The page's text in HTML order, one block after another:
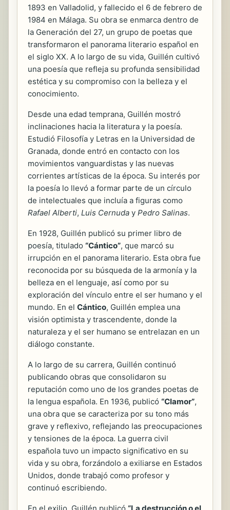
1893 en Valladolid, y fallecido el 6 de febrero de
1984 en Málaga. Su obra se enmarca dentro de
la Generación del 27, un grupo de poetas que
transformaron el panorama literario español en
el siglo XX. A lo largo de su vida, Guillén cultivó
una poesía que refleja su profunda sensibilidad
estética y su compromiso con la belleza y el
conocimiento.
Desde una edad temprana, Guillén mostró
inclinaciones hacia la literatura y la poesía.
Estudió Filosofía y Letras en la Universidad de
Granada, donde entró en contacto con los
movimientos vanguardistas y las nuevas
corrientes artísticas de la época. Su interés por
la poesía lo llevó a formar parte de un círculo
de intelectuales que incluía a figuras como
Rafael Alberti, Luis Cernuda y Pedro Salinas.
En 1928, Guillén publicó su primer libro de
poesía, titulado “Cántico”, que marcó su
irrupción en el panorama literario. Esta obra fue
reconocida por su búsqueda de la armonía y la
belleza en el lenguaje, así como por su
exploración del vínculo entre el ser humano y el
mundo. En el Cántico, Guillén emplea una
visión optimista y trascendente, donde la
naturaleza y el ser humano se entrelazan en un
diálogo constante.
A lo largo de su carrera, Guillén continuó
publicando obras que consolidaron su
reputación como uno de los grandes poetas de
la lengua española. En 1936, publicó “Clamor”,
una obra que se caracteriza por su tono más
grave y reflexivo, reflejando las preocupaciones
y tensiones de la época. La guerra civil
española tuvo un impacto significativo en su
vida y su obra, forzándolo a exiliarse en Estados
Unidos, donde trabajó como profesor y
continuó escribiendo.